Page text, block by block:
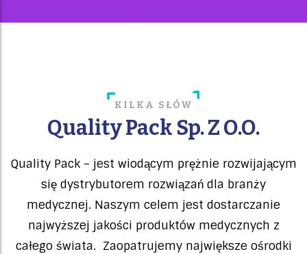
KILKA SŁÓW
Quality Pack Sp. Z O.o.
Quality Pack – jest wiodącym prężnie rozwijającym
się dystrybutorem rozwiązań dla branży
medycznej. Naszym celem jest dostarczanie
najwyższej jakości produktów medycznych z
całego świata. Zaopatrujemy największe ośrodki